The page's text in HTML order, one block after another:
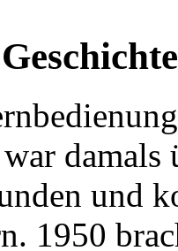
Geschichte
damals
und
1950